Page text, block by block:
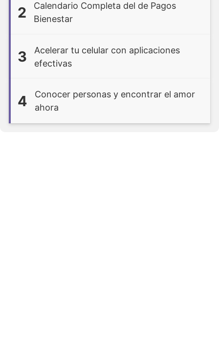
2
Calendario Completa del de Pagos
Bienestar
3
Acelerar tu celular con aplicaciones
efectivas
4
Conocer personas y encontrar el amor
ahora